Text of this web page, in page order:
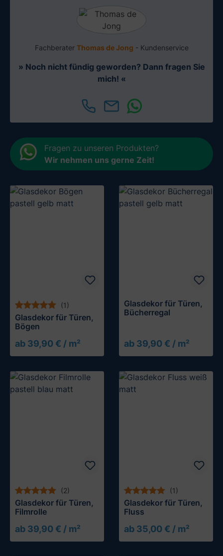
Fachberater Thomas de Jong - Kundenservice
» Noch nicht fündig geworden? Dann fragen Sie
mich! «
Fragen zu unseren Produkten?
Wir nehmen uns gerne Zeit!
(1)
Glasdekor für Türen,
Bögen
ab 39,90 € / m²
Glasdekor für Türen,
Bücherregal
ab 39,90 € / m²
(2)
Glasdekor für Türen,
Filmrolle
ab 39,90 € / m²
(1)
Glasdekor für Türen,
Fluss
ab 35,00 € / m²